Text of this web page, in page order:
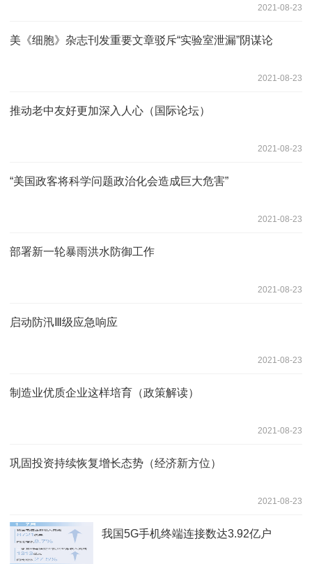
2021-08-23
美《细胞》杂志刊发重要文章驳斥“实验室泄漏”阴谋论
2021-08-23
推动老中友好更加深入人心（国际论坛）
2021-08-23
“美国政客将科学问题政治化会造成巨大危害”
2021-08-23
部署新一轮暴雨洪水防御工作
2021-08-23
启动防汛Ⅲ级应急响应
2021-08-23
制造业优质企业这样培育（政策解读）
2021-08-23
巩固投资持续恢复增长态势（经济新方位）
2021-08-23
我国5G手机终端连接数达3.92亿户